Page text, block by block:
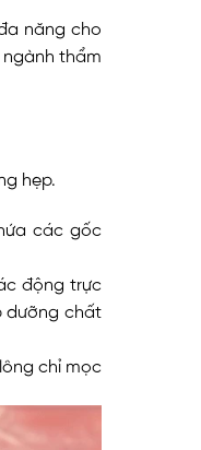
năng cho
thẩm
hẹp.
các gốc
động trực
dưỡng chất
chỉ mọc